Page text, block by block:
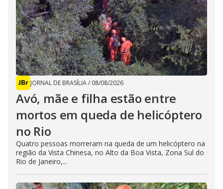
JORNAL DE BRASÍLIA/ 08/08/2026
Avó, mãe e filha estão entre
mortos em queda de helicóptero
no Rio
Quatro pessoas morreram na queda de um helicóptero na
região da Vista Chinesa, no Alto da Boa Vista, Zona Sul do
Rio de Janeiro,...